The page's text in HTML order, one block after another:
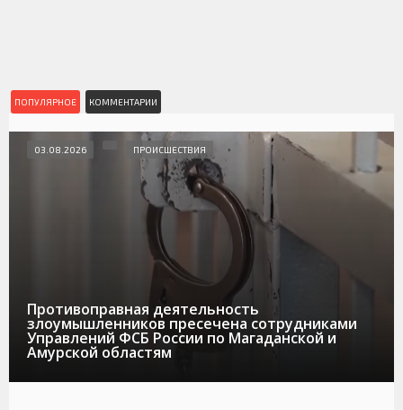
ПОПУЛЯРНОЕ КОММЕНТАРИИ
Противоправная деятельность
злоумышленников пресечена сотрудниками
Управлений ФСБ России по Магаданской и
Амурской областям
03.08.2026 ПРОИСШЕСТВИЯ